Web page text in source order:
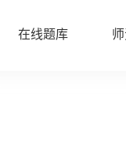
在线题库